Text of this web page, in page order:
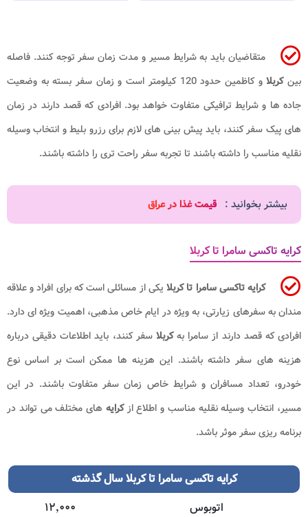
متقاضیان باید به شرایط مسیر و مدت زمان سفر توجه کنند. فاصله
بینکربلا
و کاظمین حدود 120 کیلومتر است و زمان سفر بسته به وضعیت
جاده ها و شرایط ترافیکی متفاوت خواهد بود. افرادی که قصد دارند در زمان
های پیک سفر کنند، باید پیش بینی های لازم برای رزرو بلیط و انتخاب وسیله
نقلیه مناسب را داشته باشند تا تجربه سفر راحت تری را داشته باشند.
بیشتر بخوانید : قیمت غذا در عراق
کرایه تاکسی سامرا تا کربلا
کرایه تاکسی سامرا تا کربلا یکی از مسائلی است که برای افراد و علاقه
مندان به سفرهای زیارتی، به ویژه در ایام خاص مذهبی، اهمیت ویژه ای دارد.
افرادی که قصد دارند از سامرا بهکربلاسفر کنند، باید اطلاعات دقیقی درباره
هزینه های سفر داشته باشند. این هزینه ها ممکن است بر اساس نوع
خودرو، تعداد مسافران و شرایط خاص زمان سفر متفاوت باشند. در این
مسیر، انتخاب وسیله نقلیه مناسب و اطلاع ازکرایه های مختلف می تواند در
برنامه ریزی سفر موثر باشد.
کرایه تاکسی سامرا تا کربلا سال گذشته
اتوبوس
۱۲٬۰۰۰